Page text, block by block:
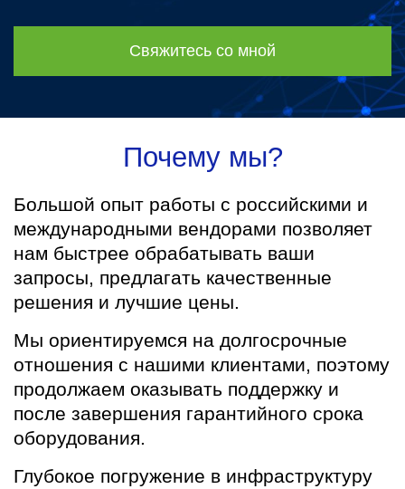
Свяжитесь со мной
Почему мы?
Большой опыт работы с российскими и
международными вендорами позволяет
нам быстрее обрабатывать ваши
запросы, предлагать качественные
решения и лучшие цены.
Мы ориентируемся на долгосрочные
отношения с нашими клиентами, поэтому
продолжаем оказывать поддержку и
после завершения гарантийного срока
оборудования.
Глубокое погружение в инфраструктуру